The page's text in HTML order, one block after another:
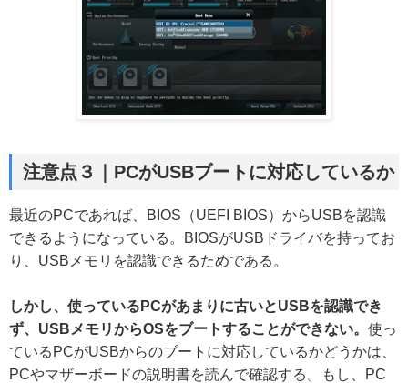
注意点３ ｜PCがUSBブートに対応しているか
最近のPCであれば、BIOS（UEFI BIOS）からUSBを認識
できるようになっている。BIOSがUSBドライバを持ってお
り、USBメモリを認識できるためである。
しかし、使っているPCがあまりに古いとUSBを認識でき
ず、USBメモリからOSをブートすることができない。 使っ
ているPCがUSBからのブートに対応しているかどうかは、
PCやマザーボードの説明書を読んで確認する。もし、PC